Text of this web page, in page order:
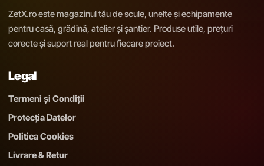
ZetX.ro este magazinul tău de scule, unelte și echipamente
pentru casă, grădină, atelier și șantier. Produse utile, prețuri
corecte și suport real pentru fiecare proiect.
Legal
Termeni și Condiții
Protecția Datelor
Politica Cookies
Livrare & Retur